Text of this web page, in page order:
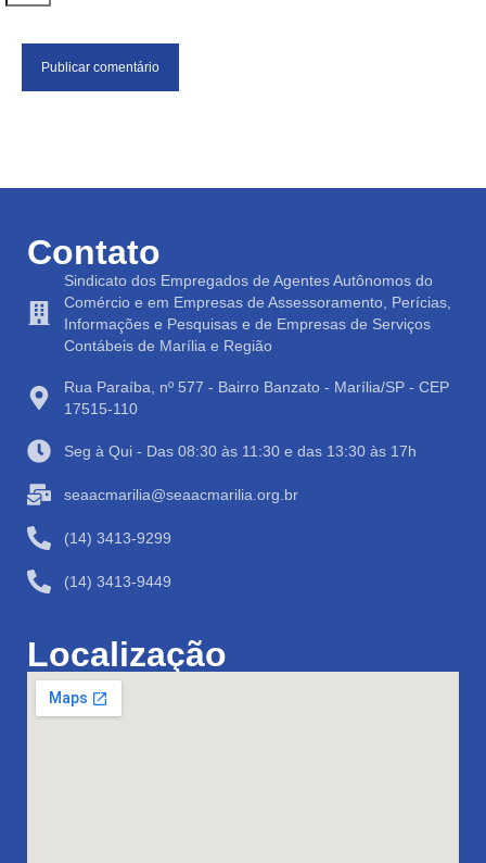
Contato
Sindicato dos Empregados de Agentes Autônomos do
Comércio e em Empresas de Assessoramento, Perícias,
Informações e Pesquisas e de Empresas de Serviços
Contábeis de Marília e Região
Rua Paraíba, nº 577 - Bairro Banzato - Marília/SP - CEP
17515-110
Seg à Qui - Das 08:30 às 11:30 e das 13:30 às 17h
seaacmarilia@seaacmarilia.org.br
(14) 3413-9299
(14) 3413-9449
Localização